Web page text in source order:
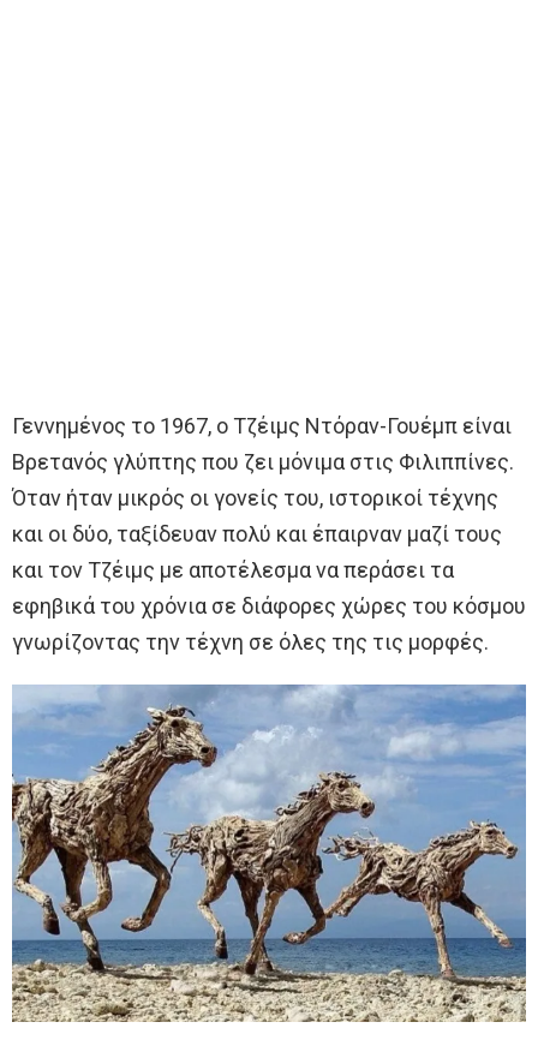
Γεννημένος το 1967, ο Τζέιμς Ντόραν-Γουέμπ είναι
Βρετανός γλύπτης που ζει μόνιμα στις Φιλιππίνες.
Όταν ήταν μικρός οι γονείς του, ιστορικοί τέχνης
και οι δύο, ταξίδευαν πολύ και έπαιρναν μαζί τους
και τον Τζέιμς με αποτέλεσμα να περάσει τα
εφηβικά του χρόνια σε διάφορες χώρες του κόσμου
γνωρίζοντας την τέχνη σε όλες της τις μορφές.